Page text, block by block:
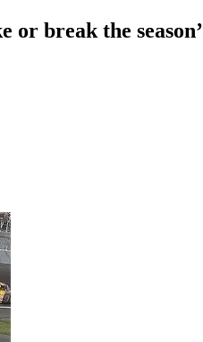
or break the season’